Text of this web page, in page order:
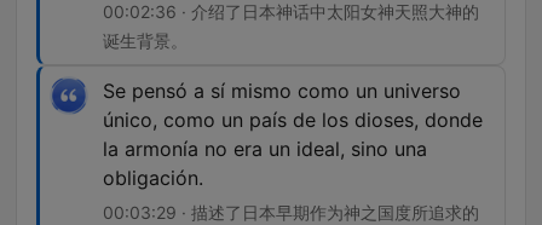
00:02:36 · 介绍了日本神话中太阳女神天照大神的
诞生背景。
Se pensó a sí mismo como un universo
único, como un país de los dioses, donde
la armonía no era un ideal, sino una
obligación.
00:03:29 · 描述了日本早期作为神之国度所追求的